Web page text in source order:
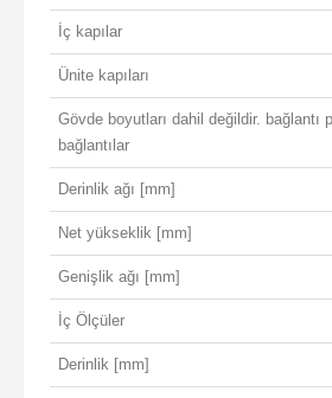
İç kapılar
Ünite kapıları
Gövde boyutları dahil değildir. bağlantı
bağlantılar
Derinlik ağı [mm]
Net yükseklik [mm]
Genişlik ağı [mm]
İç Ölçüler
Derinlik [mm]